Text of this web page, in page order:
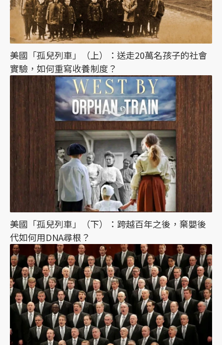
美國「孤兒列車」（上）：送走20萬名孩子的社會
實驗，如何重寫收養制度？
美國「孤兒列車」（下）：跨越百年之後，棄嬰後
代如何用DNA尋根？